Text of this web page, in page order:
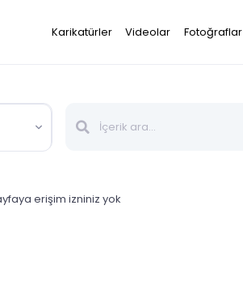
Karikatürler Videolar Fotoğraflar
erişim izniniz yok